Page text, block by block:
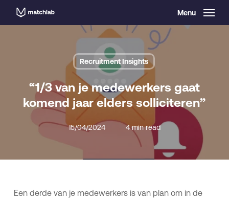
Menu
Recruitment Insights
“1/3 van je medewerkers gaat
komend jaar elders solliciteren”
15/04/2024 4 min read
Een derde van je medewerkers is van plan om in de